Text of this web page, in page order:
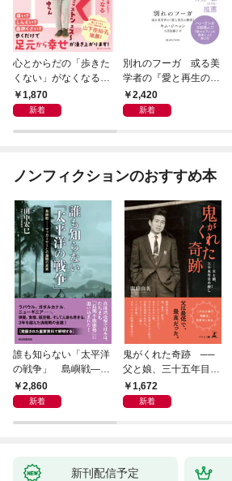
心とからだの「歩きた
くない」がなくなる
らせん流 ゆるらく歩
き
1,870
新着
別れのフーガ 或る美
学者の『愛と再生の断
章』2,420
新着
ノンフィクションのおすすめ本
誰も知らない「太平洋
の戦争」 島嶼戦――
マッカーサーとの激闘
の真実
2,860
新着
鬼がくれた奇跡 ──
父と娘、三十五年目の
赦し1,672
新着
新刊配信予定